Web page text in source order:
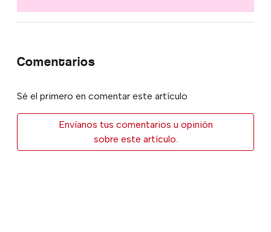
Comentarios
Sé el primero en comentar este artículo
Envíanos tus comentarios u opinión
sobre este artículo.